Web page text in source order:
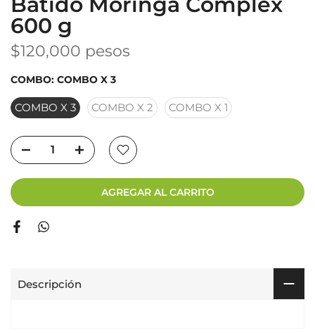
600 g
$120,000 pesos
COMBO: COMBO X 3
COMBO X 3 COMBO X 2 COMBO X 1
AGREGAR AL CARRITO
Descripción